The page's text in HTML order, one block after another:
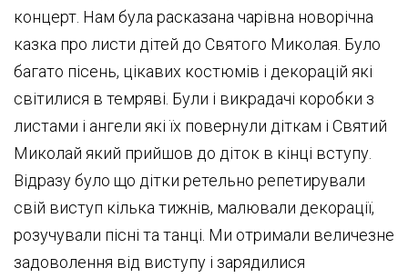
концерт. Нам була расказана чарівна новорічна
казка про листи дітей до Святого Миколая. Було
багато пісень, цікавих костюмів і декорацій які
світилися в темряві. Були і викрадачі коробки з
листами і ангели які їх повернули діткам і Святий
Миколай який прийшов до діток в кінці вступу.
Відразу було що дітки ретельно репетирували
свій виступ кілька тижнів, малювали декорації,
розучували пісні та танці. Ми отримали величезне
задоволення від виступу і зарядилися